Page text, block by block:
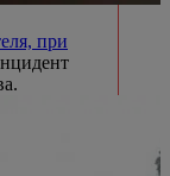
при